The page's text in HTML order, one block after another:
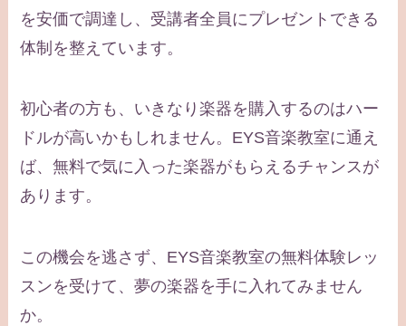
を安価で調達し、受講者全員にプレゼントできる
体制を整えています。
初心者の方も、いきなり楽器を購入するのはハー
ドルが高いかもしれません。EYS音楽教室に通え
ば、無料で気に入った楽器がもらえるチャンスが
あります。
この機会を逃さず、EYS音楽教室の無料体験レッ
スンを受けて、夢の楽器を手に入れてみません
か。